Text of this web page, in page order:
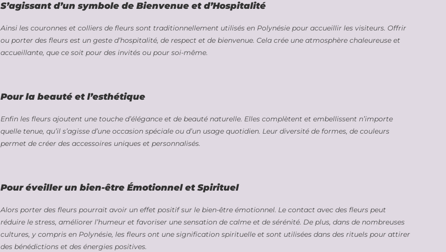
S’agissant d’un symbole de Bienvenue et d’Hospitalité
Ainsi les couronnes et colliers de fleurs sont traditionnellement utilisés en Polynésie pour accueillir les visiteurs. Offrir
ou porter des fleurs est un geste d’hospitalité, de respect et de bienvenue. Cela crée une atmosphère chaleureuse et
accueillante, que ce soit pour des invités ou pour soi-même.
Pour la beauté et l’esthétique
Enfin les fleurs ajoutent une touche d’élégance et de beauté naturelle. Elles complètent et embellissent n’importe
quelle tenue, qu’il s’agisse d’une occasion spéciale ou d’un usage quotidien. Leur diversité de formes, de couleurs
permet de créer des accessoires uniques et personnalisés.
Pour éveiller un bien-être Émotionnel et Spirituel
Alors porter des fleurs pourrait avoir un effet positif sur le bien-être émotionnel. Le contact avec des fleurs peut
réduire le stress, améliorer l’humeur et favoriser une sensation de calme et de sérénité. De plus, dans de nombreuses
cultures, y compris en Polynésie, les fleurs ont une signification spirituelle et sont utilisées dans des rituels pour attirer
des bénédictions et des énergies positives.